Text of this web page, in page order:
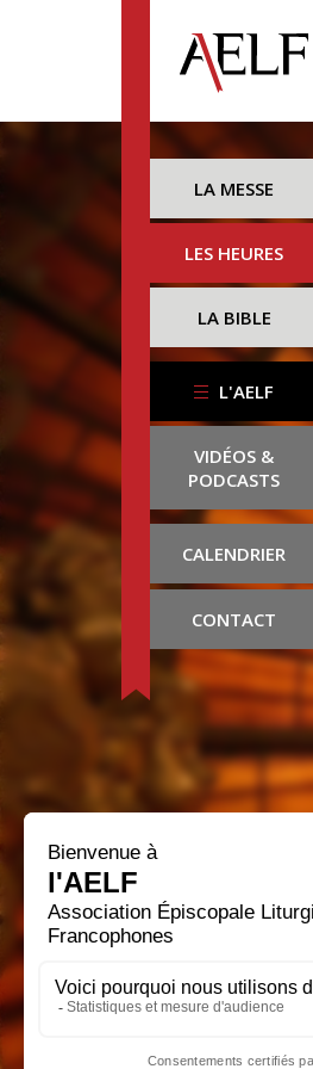
LA MESSE
LES HEURES
LA BIBLE
L'AELF
VIDÉOS &
PODCASTS
CALENDRIER
CONTACT